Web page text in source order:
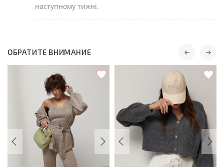
наступному тижні.
ОБРАТИТЕ ВНИМАНИЕ